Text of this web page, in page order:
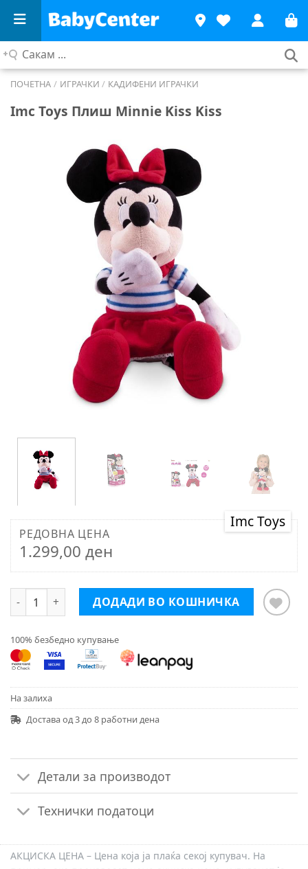
Сакам
ПОЧЕТНА / ИГРАЧКИ / КАДИФЕНИ ИГРАЧКИ
Imc Toys Плиш Minnie Kiss Kiss
Imc Toys
РЕДОВНА ЦЕНА
1.299,00 ден
Imc Toys Плиш Minnie Kiss KissДОДАДИ ВО КОШНИЧКА
100% безбедно купување
На залиха
Достава од 3 до 8 работни дена
Детали за производот
Технички податоци
АКЦИСКА ЦЕНА – Цена која ја плаќа секој купувач. На